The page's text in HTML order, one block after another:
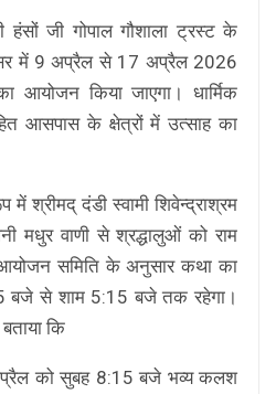
हंसों जी गोपाल गौशाला ट्रस्ट के
में 9 अप्रैल से 17 अप्रैल 2026
आयोजन किया जाएगा। धार्मिक
आसपास के क्षेत्रों में उत्साह का
श्रीमद् दंडी स्वामी शिवेन्द्राश्रम
मधुर वाणी से श्रद्धालुओं को राम
समिति के अनुसार कथा का
बजे से शाम 5:15 बजे तक रहेगा।
कि
को सुबह 8:15 बजे भव्य कलश